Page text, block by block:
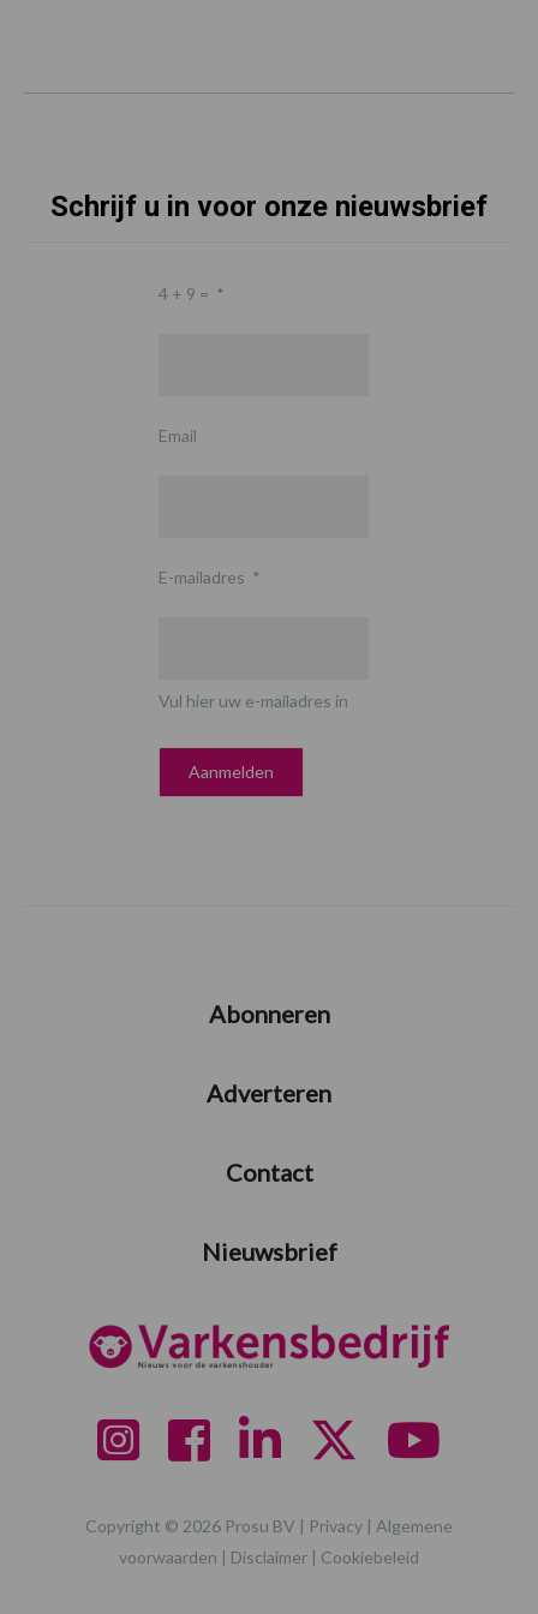
Schrijf u in voor onze nieuwsbrief
4 + 9 = *
Email
E-mailadres *
Vul hier uw e-mailadres in
Abonneren
Adverteren
Contact
Nieuwsbrief
Copyright © 2026 Prosu BV | Privacy | Algemene
voorwaarden | Disclaimer | Cookiebeleid